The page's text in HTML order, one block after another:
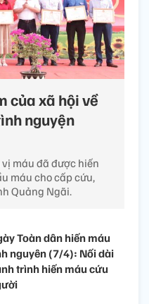
của xã hội về
nguyện
máu đã được hiến
máu cho cấp cứu,
Quảng Ngãi.
Toàn dân hiến máu
nguyên (7/4): Nối dài
trình hiến máu cứu